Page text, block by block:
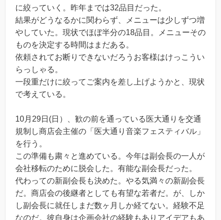
に絞っていく。昨年までは32品目だった。
結果がどうなるかに関わらず、メニューは少しずつ増
やしていた。現状でほぼ半分の18品目。メニューその
ものを決定する時間はまだある。
依頼されてお断りできないだろうお客様はけっこうい
らっしゃる。
一段重だけに絞ってご案内を差し上げようかと、現状
で考えている。
10月29日(日）、歓の前を通っている医大通りを交通
規制し商店会主催の「医大通り音楽フェスティバル」
を行う。
この準備も粛々と進めている。今年は副会長の一人が
会社移転のために脱会した。有能な副会長だった。
代わっての新副会長も決めた。やる気満々の新副会長
だ。商店会の後継者としても有望な若者だ。が、しか
し副会長に就任しまだ数ヶ月しか経てない。経験不足
なのだ。彼自身は企画会社の経験もありアイデアもあ